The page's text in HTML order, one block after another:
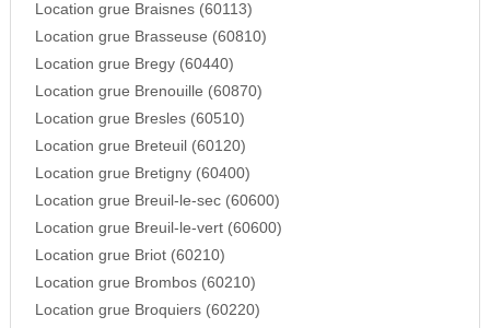
Location grue Braisnes (60113)
Location grue Brasseuse (60810)
Location grue Bregy (60440)
Location grue Brenouille (60870)
Location grue Bresles (60510)
Location grue Breteuil (60120)
Location grue Bretigny (60400)
Location grue Breuil-le-sec (60600)
Location grue Breuil-le-vert (60600)
Location grue Briot (60210)
Location grue Brombos (60210)
Location grue Broquiers (60220)